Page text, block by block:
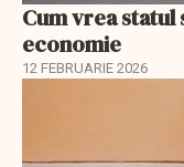
Cum vrea statul
economie
12 FEBRUARIE 2026